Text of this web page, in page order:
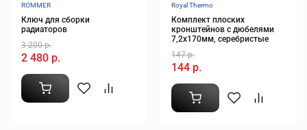
ROMMER
Ключ для сборки
радиаторов
3 200 р.
2 480 р.
Royal Thermo
Комплект плоских
кронштейнов с дюбелями
7,2х170мм, серебристые
147 р.
144 р.